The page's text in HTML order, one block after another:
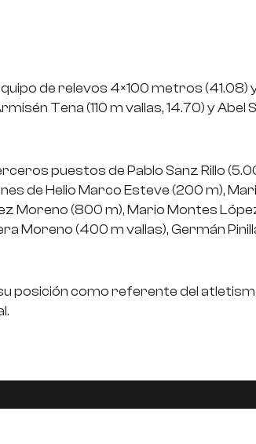
de relevos 4×100 metros (41.08)
Tena (110 m vallas, 14.70) y Abel
puestos de Pablo Sanz Rillo
de Helio Marco Esteve (200 m),
Moreno (800 m), Mario Montes
Moreno (400 m vallas), Germán
posición como referente del